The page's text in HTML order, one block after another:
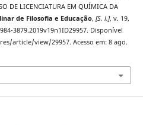
DE LICENCIATURA EM QUÍMICA DA
de Filosofia e Educação, [S. l.], v. 19,
3879.2019v19n1ID29957. Disponível
article/view/29957. Acesso em: 8 ago.